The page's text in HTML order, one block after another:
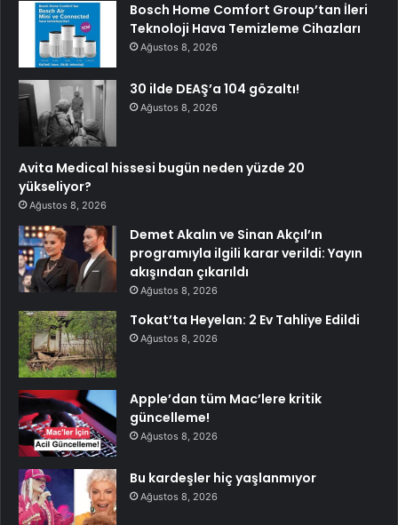
Bosch Home Comfort Group’tan İleri
Teknoloji Hava Temizleme Cihazları
Ağustos 8, 2026
30 ilde DEAŞ’a 104 gözaltı!
Ağustos 8, 2026
Avita Medical hissesi bugün neden yüzde 20
yükseliyor?
Ağustos 8, 2026
Demet Akalın ve Sinan Akçıl’ın
programıyla ilgili karar verildi: Yayın
akışından çıkarıldı
Ağustos 8, 2026
Tokat’ta Heyelan: 2 Ev Tahliye Edildi
Ağustos 8, 2026
Apple’dan tüm Mac’lere kritik
güncelleme!
Ağustos 8, 2026
Bu kardeşler hiç yaşlanmıyor
Ağustos 8, 2026